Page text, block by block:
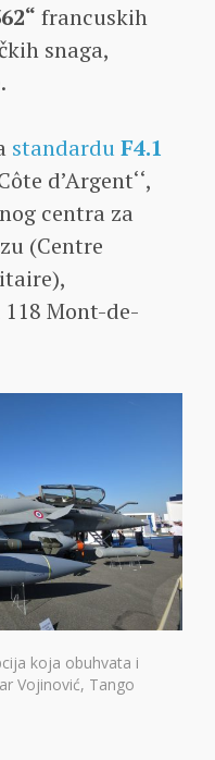
francuskih
snaga,
standarduF4.1
d’Argent‘‘,
centra za
(Centre
Mont-de-
koja obuhvata i
Vojinović, Tango